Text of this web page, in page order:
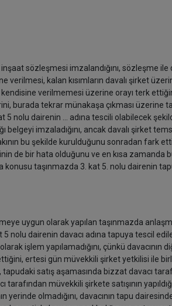
sözleşmesi imzalandığını, sözleşme ile
kalan kısımların davalı şirket
verilmemesi üzerine orayı terk
burada tekrar münakaşa çıkması üzerine
nolu dairenin ... adına tescili olabilecek
belgeyi imzaladığını, ancak davalı şirket
bu şekilde kurulduğunu sonradan fark
de bir hata olduğunu ve en kısa zamanda
konusu taşınmazda 3. kat 5. nolu dairenin
uygun olarak yapılan taşınmazda
nolu dairenin davacı adına tapuya tescil
işlem yapılamadığını, çünkü davacının
ertesi gün müvekkili şirket yetkilisi ile
satış aşamasında bizzat davacı
müvekkili şirkete satışının
olmadığını, davacının tapu